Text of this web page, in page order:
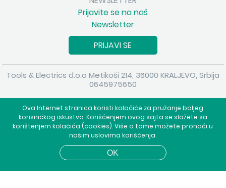
Ova Internet stranica koristi kolačiće za pružanje boljeg
korisničkog iskustva. Korišćenjem ovog sajta se slažete sa
korištenjem kolačića (cookies). Više o tome možete pronaći u
našim uslovima korišćenja.
Prijavite se na naš
Newsletter
PRIJAVI SE
Tools & Electrics d.o.o Metikoši 214, 36000 KRALJEVO, Srbija
0645975650
Powered byshopen.com